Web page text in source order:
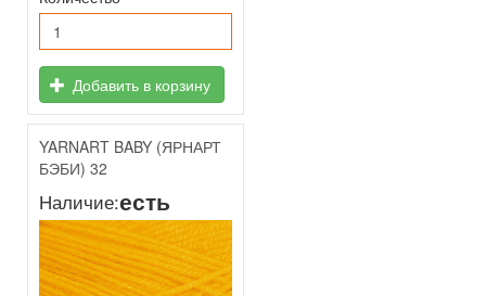
Добавить в корзину
YARNART BABY (ЯРНАРТ
БЭБИ) 32
Наличие:есть